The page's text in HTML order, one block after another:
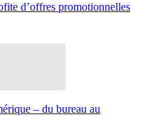
d’offres promotionnelles
– du bureau au